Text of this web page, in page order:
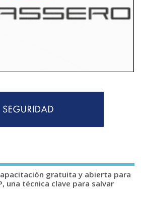
gratuita y abierta para
una técnica clave para salvar